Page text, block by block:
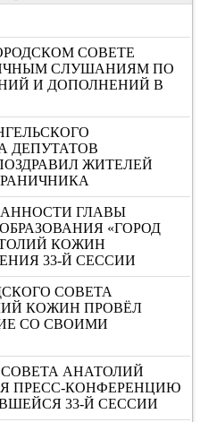
СОВЕТЕ
СЛУШАНИЯМ ПО
И ДОПОЛНЕНИЙ В
ДЕПУТАТОВ
ЖИТЕЛЕЙ
ГЛАВЫ
«ГОРОД
КОЖИН
33-Й СЕССИИ
СОВЕТА
КОЖИН ПРОВЁЛ
СО СВОИМИ
АНАТОЛИЙ
ПРЕСС-КОНФЕРЕНЦИЮ
33-Й СЕССИИ